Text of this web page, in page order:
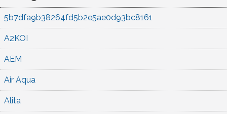
5b7dfa9b38264fd5b2e5ae0d93bc8161
A2KOI
AEM
Air Aqua
Alita